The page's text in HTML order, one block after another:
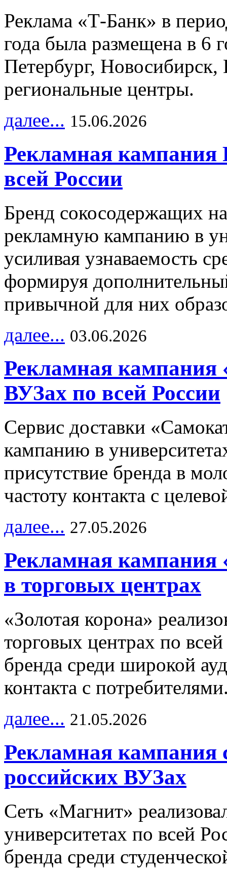
Реклама «Т-Банк» в
года была размещена в 6
Петербург,
региональные центры.
далее... 15.06.2026
Рекламная
всей России
Бренд сокосодержащих
рекламную кампанию в
усиливая узнаваемость
формируя
привычной для них
далее... 03.06.2026
Рекламная кампания
ВУЗах по всей России
Сервис доставки
кампанию в
присутствие бренда в
частоту контакта с
далее... 27.05.2026
Рекламная кампания
в торговых центрах
«Золотая корона»
торговых центрах по
бренда среди широкой
контакта с
далее... 21.05.2026
Рекламная кампания
российских ВУЗах
Сеть «Магнит»
университетах по всей
бренда среди